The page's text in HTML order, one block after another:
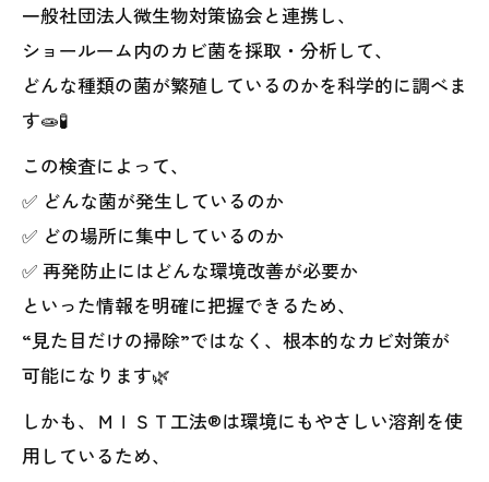
一般社団法人微生物対策協会と連携し、
ショールーム内のカビ菌を採取・分析して、
どんな種類の菌が繁殖しているのかを科学的に調べま
す🧫🧪
この検査によって、
✅ どんな菌が発生しているのか
✅ どの場所に集中しているのか
✅ 再発防止にはどんな環境改善が必要か
といった情報を明確に把握できるため、
“見た目だけの掃除”ではなく、根本的なカビ対策が
可能になります🌿
しかも、ＭＩＳＴ工法®は環境にもやさしい溶剤を使
用しているため、